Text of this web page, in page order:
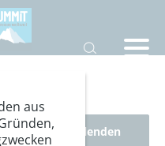
Filter ausblenden
aus